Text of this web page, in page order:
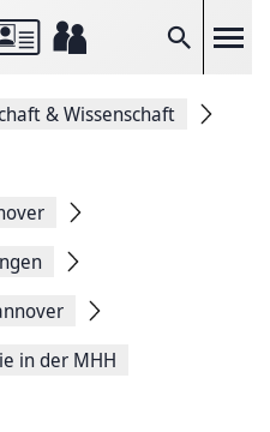
Suche
& Wissenschaft
in der MHH